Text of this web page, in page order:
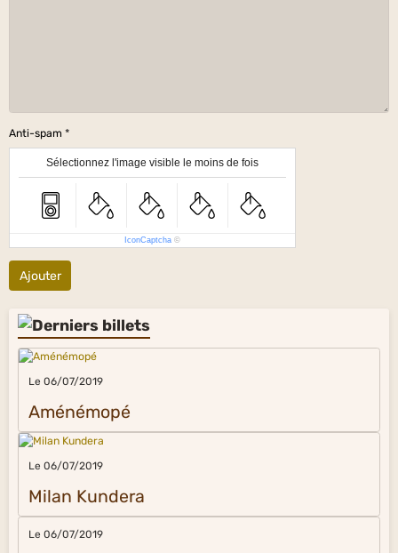
Anti-spam
Sélectionnez l'image visible le moins de fois
IconCaptcha ©
Ajouter
Le 06/07/2019
Aménémopé
Le 06/07/2019
Milan Kundera
Le 06/07/2019